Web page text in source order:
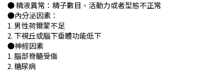
● 精液異常：精子數目、活動力或者型態不正常
●內分泌因素：
1. 男性荷爾蒙不足
2. 下視丘或腦下垂體功能低下
●神經因素
1. 腦部脊髓受傷
2. 糖尿病